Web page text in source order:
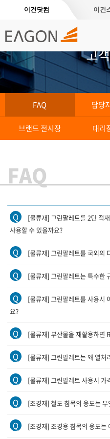
이건닷컴 이건
고
FAQ 담당
브랜드 전시장 대리
FAQ
Q
[물류재] 그린팔레트를 2단 적
사용할 수 있을까요?
Q [물류재] 그린팔레트를 국외의
Q [물류재] 그린팔레트는 특수한
Q
[물류재] 그린팔레트를 사용시
요?
Q [물류재] 부산물을 재활용하면
Q [물류재] 그린팔레트는 왜 열처
Q [물류재] 그린팔레트 사용시 가
Q [조경재] 철도 침목의 용도는
Q [조경재] 조경용 침목의 용도는